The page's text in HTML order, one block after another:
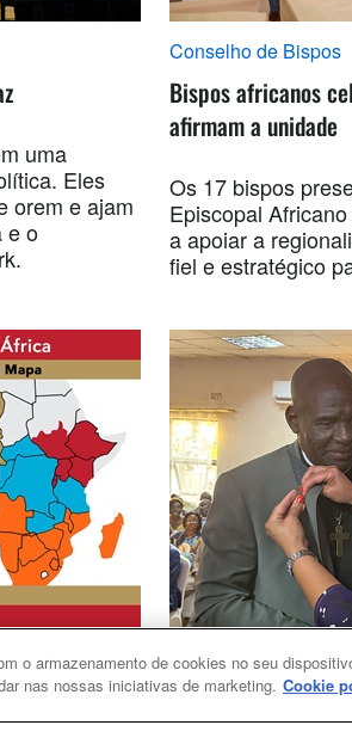
uma
Eles
orem e ajam
e o
Conselho de Bispos
Bispos africanos
afirmam a unidade
Os 17 bispos
Episcopal
a apoiar a
fiel e estratégico
Conselho de Bispos
Antoine Kalema
o armazenamento de cookies no seu
nas nossas iniciativas de marketing. Cookie